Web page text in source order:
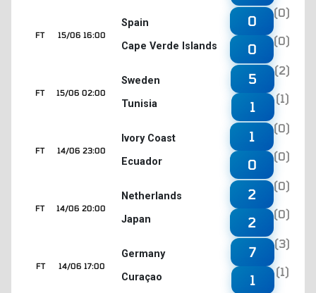
15/06 16:00
FT
Spain
Cape Verde Islands
0
(0)
0
(0)
15/06 02:00
FT
Sweden
Tunisia
5
(2)
1
(1)
14/06 23:00
FT
Ivory Coast
Ecuador
1
(0)
0
(0)
14/06 20:00
FT
Netherlands
Japan
2
(0)
2
(0)
14/06 17:00
FT
Germany
Curaçao
7
(3)
1
(1)